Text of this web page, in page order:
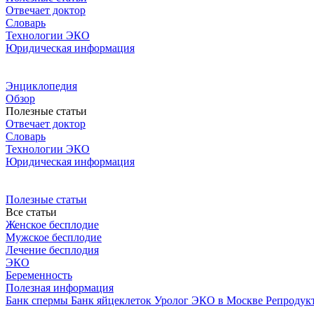
Отвечает доктор
Словарь
Технологии ЭКО
Юридическая информация
Энциклопедия
Обзор
Полезные статьи
Отвечает доктор
Словарь
Технологии ЭКО
Юридическая информация
Полезные статьи
Все статьи
Женское бесплодие
Мужское бесплодие
Лечение бесплодия
ЭКО
Беременность
Полезная информация
Банк спермы Банк яйцеклеток Уролог ЭКО в Москве